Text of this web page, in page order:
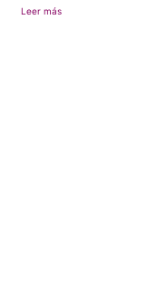
Leer más